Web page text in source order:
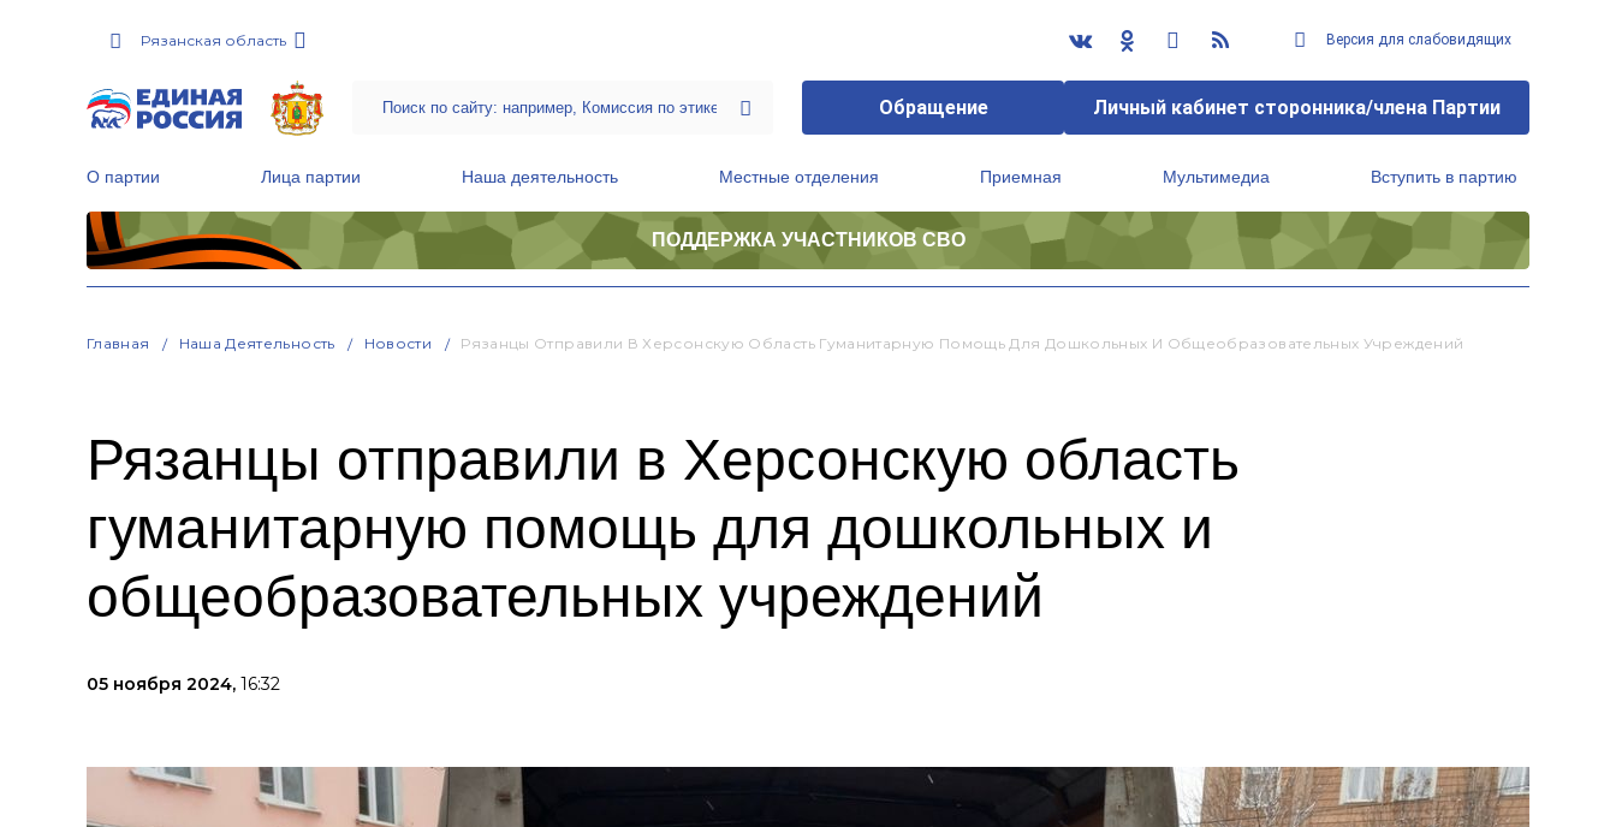
Рязанская область Версия для слабовидящих
Обращение Личный кабинет сторонника/члена Партии
О партии Лица партии Наша деятельность Местные отделения Приемная Мультимедиа Вступить в партию
ПОДДЕРЖКА УЧАСТНИКОВ СВО
Главная Наша Деятельность Новости Рязанцы Отправили В Херсонскую Область Гуманитарную Помощь Для Дошкольных И Общеобразовательных Учреждений
Рязанцы отправили в Херсонскую область
гуманитарную помощь для дошкольных и
общеобразовательных учреждений
05 ноября 2024, 16:32